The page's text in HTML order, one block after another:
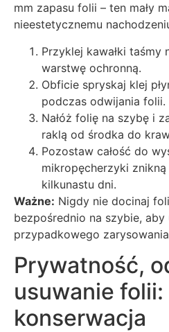
mm zapasu folii – ten mały
nieestetycznemu
Przyklej kawałki taśmy
warstwę ochronną.
Obficie spryskaj klej
podczas odwijania folii.
Nałóż folię na szybę i
raklą od środka do
Pozostaw całość do
mikropęcherzyki
kilkunastu dni.
Ważne: Nigdy nie docinaj
bezpośrednio na szybie, aby
przypadkowego
Prywatność,
usuwanie folii:
konserwacja